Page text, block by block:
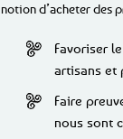
notion d’acheter des
Favoriser
artisans et
Faire
nous sont